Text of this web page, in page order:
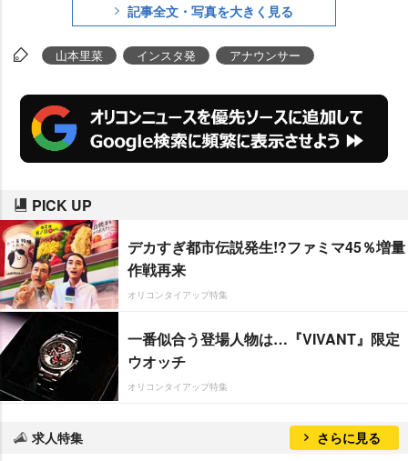
記事全文・写真を大きく見る
山本里菜 インスタ発 アナウンサー
PICK UP
デカすぎ都市伝説発生!?ファミマ45％増量
作戦再来
オリコンタイアップ特集
一番似合う登場人物は…『VIVANT』限定
ウオッチ
オリコンタイアップ特集
求人特集 さらに見る